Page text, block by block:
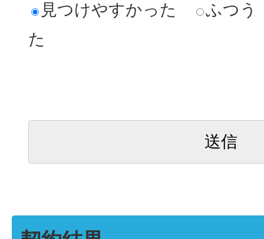
見つけやすかった
ふつう
た